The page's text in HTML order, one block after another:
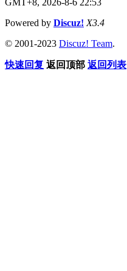
Powered by Discuz! X3.4
© 2001-2023 Discuz! Team.
快速回复 返回顶部 返回列表